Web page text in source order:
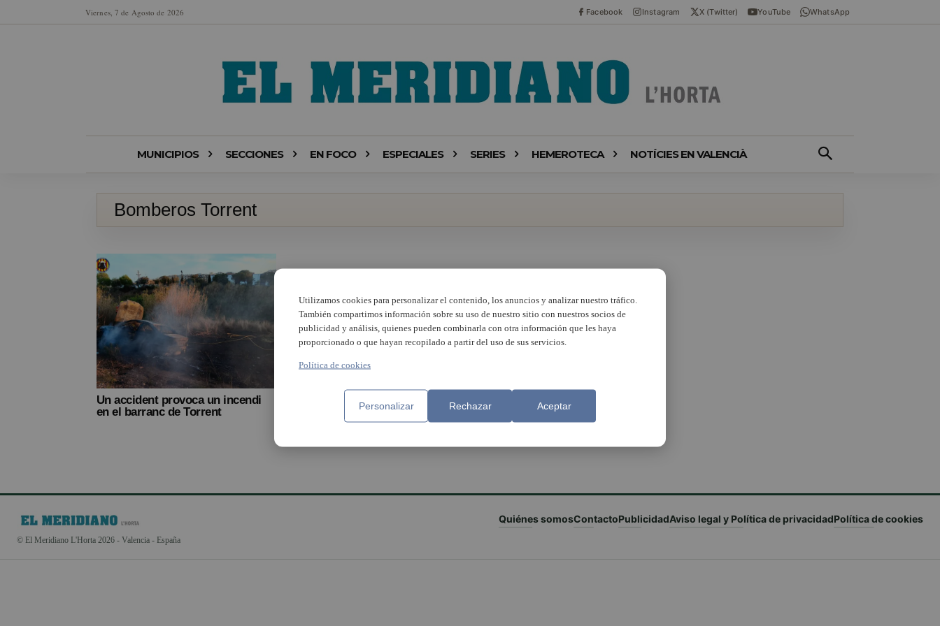
Viernes, 7 de Agosto de 2026 Facebook Instagram X (Twitter) YouTube WhatsApp
MUNICIPIOS SECCIONES EN FOCO ESPECIALES SERIES HEMEROTECA NOTÍCIES EN VALENCIÀ
Bomberos Torrent
Un accident provoca un incendi
en el barranc de Torrent
© El Meridiano L'Horta 2026 - Valencia - España
Quiénes somosContactoPublicidadAviso legal y Política de privacidadPolítica de cookies
Utilizamos cookies para personalizar el contenido, los anuncios y analizar nuestro tráfico.
También compartimos información sobre su uso de nuestro sitio con nuestros socios de
publicidad y análisis, quienes pueden combinarla con otra información que les haya
proporcionado o que hayan recopilado a partir del uso de sus servicios.
Política de cookies
Personalizar Rechazar Aceptar